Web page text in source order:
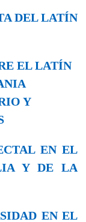
DEL LATÍN
EL LATÍN
Y
EN EL
Y DE LA
EN EL